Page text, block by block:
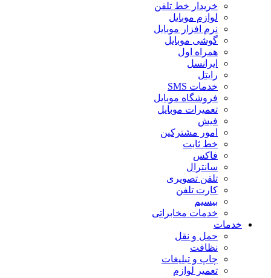
خریدار خط تلفن
لوازم موبایل
نرم افزار موبایل
گوشی موبایل
همراه اول
ایرانسل
رایتل
خدمات SMS
فروشگاه موبایل
تعمیرات موبایل
فیش
امور مشترکین
خط ثابت
فاکس
سانترال
تلفن تصویری
کارت تلفن
بیسیم
خدمات مخابراتی
خدمات
حمل و نقل
نظافت
چاپ و تبلیغات
تعمیر لوازم